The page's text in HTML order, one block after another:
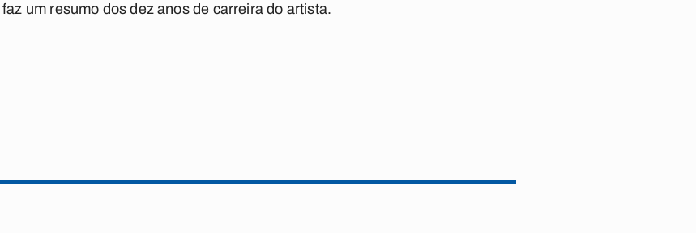
um resumo dos dez anos de carreira do artista.